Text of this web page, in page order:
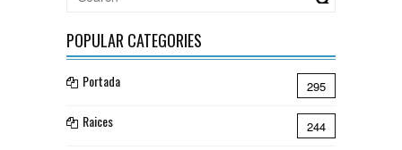
POPULAR CATEGORIES
Portada 295
Raices 244